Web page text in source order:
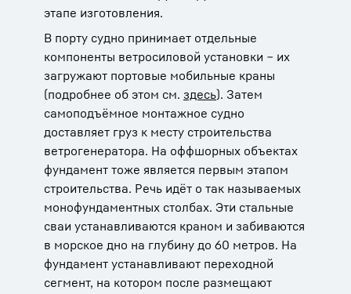
этапе изготовления.
В порту судно принимает отдельные
компоненты ветросиловой установки ‒ их
загружают портовые мобильные краны
(подробнее об этом см. здесь). Затем
самоподъёмное монтажное судно
доставляет груз к месту строительства
ветрогенератора. На оффшорных объектах
фундамент тоже является первым этапом
строительства. Речь идёт о так называемых
монофундаментных столбах. Эти стальные
сваи устанавливаются краном и забиваются
в морское дно на глубину до 60 метров. На
фундамент устанавливают переходной
сегмент, на котором после размещают